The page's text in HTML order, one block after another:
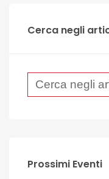
Cerca negli
Prossimi Eventi